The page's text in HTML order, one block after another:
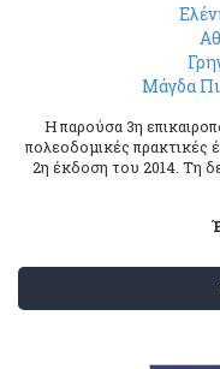
Μάγδα
Η παρούσα 3η
πολεοδομικές πρακτικές
2η έκδοση του 2014. Τη